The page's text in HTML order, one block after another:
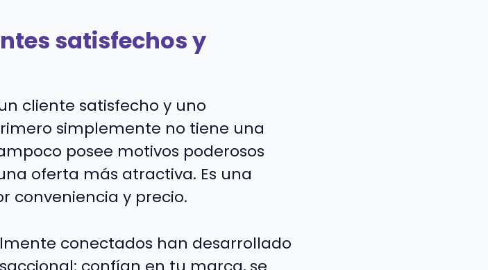
satisfechos y
cliente satisfecho y uno
simplemente no tiene una
posee motivos poderosos
oferta más atractiva. Es una
conveniencia y precio.
conectados han desarrollado